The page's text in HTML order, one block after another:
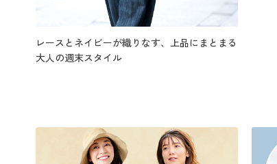
レースとネイビーが織りなす、上品にまとまる
大人の週末スタイル